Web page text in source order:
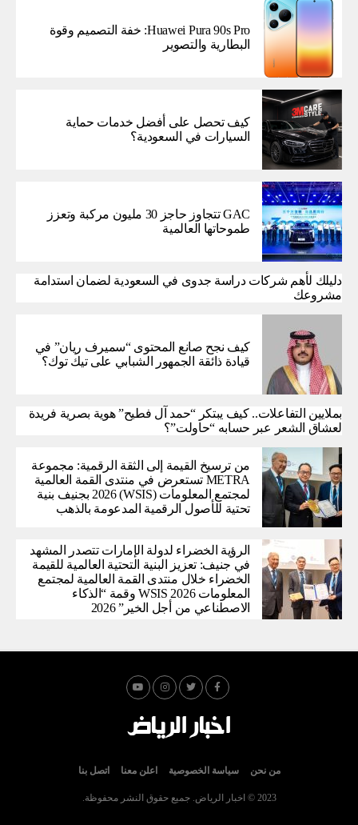
Huawei Pura 90s Pro: خفة التصميم وقوة
البطارية والتصوير
كيف تحصل على أفضل خدمات حماية
السيارات في السعودية؟
GAC تتجاوز حاجز 30 مليون مركبة وتعزز
طموحاتها العالمية
دليلك لأهم شركات دراسة جدوى في السعودية لضمان استدامة
مشروعك
كيف نجح صانع المحتوى “سميرف ريان” في
قيادة ذائقة الجمهور الشبابي على تيك توك؟
بملايين التفاعلات.. كيف يبتكر “حمد آل فطيح” هوية بصرية فريدة
لعشاق الشعر عبر حسابه “حاولت”؟
من ترسيخ القيمة إلى الثقة الرقمية: مجموعة
METRA تستعرض في منتدى القمة العالمية
لمجتمع المعلومات (WSIS) 2026 بجنيف بنية
تحتية للأصول الرقمية المدعومة بالذهب
الرؤية الخضراء لدولة الإمارات تتصدر المشهد
في جنيف: تعزيز البنية التحتية العالمية للقيمة
الخضراء خلال منتدى القمة العالمية لمجتمع
المعلومات WSIS 2026 وقمة “الذكاء
الاصطناعي من أجل الخير” 2026
من نحن سياسة الخصوصية اعلن معنا اتصل بنا
2023 © اخبار الرياض. جميع حقوق النشر محفوظة.